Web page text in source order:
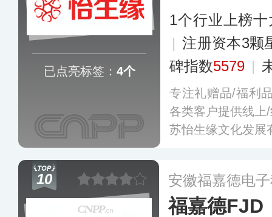
已点亮标签： 4个
1个行业上榜
| 注册资本3颗
碑指数5579 |
专注礼赠品/福利
各类客户提供线上
苏怡生缘文化发
10 安徽福嘉德电
福嘉德FJD